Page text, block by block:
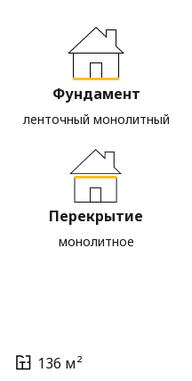
Фундамент
ленточный монолитный
Перекрытие
монолитное
136 м²